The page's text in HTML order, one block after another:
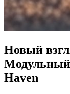
Новый
Модульный
Haven